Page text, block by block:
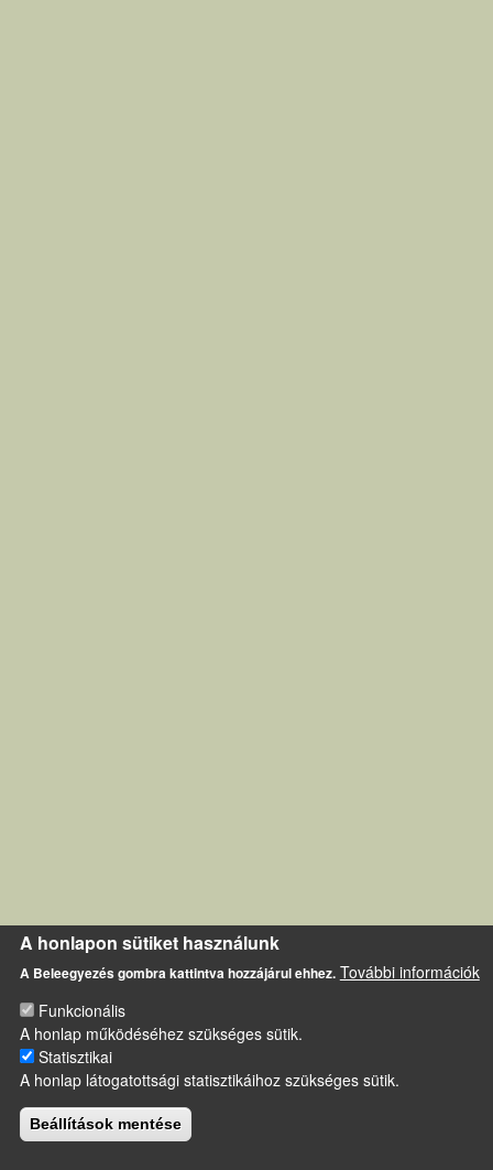
A honlapon sütiket használunk
A Beleegyezés gombra kattintva hozzájárul ehhez. További információk
Funkcionális
A honlap működéséhez szükséges sütik.
Statisztikai
A honlap látogatottsági statisztikáihoz szükséges sütik.
Beállítások mentése